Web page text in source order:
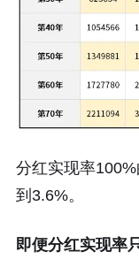
分红实现率
到3.6%。
即便分红实现率